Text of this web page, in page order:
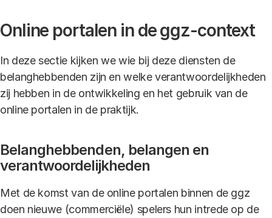
Online portalen in de ggz-context
In deze sectie kijken we wie bij deze diensten de
belanghebbenden zijn en welke verantwoordelijkheden
zij hebben in de ontwikkeling en het gebruik van de
online portalen in de praktijk.
Belanghebbenden, belangen en
verantwoordelijkheden
Met de komst van de online portalen binnen de ggz
doen nieuwe (commerciële) spelers hun intrede op de